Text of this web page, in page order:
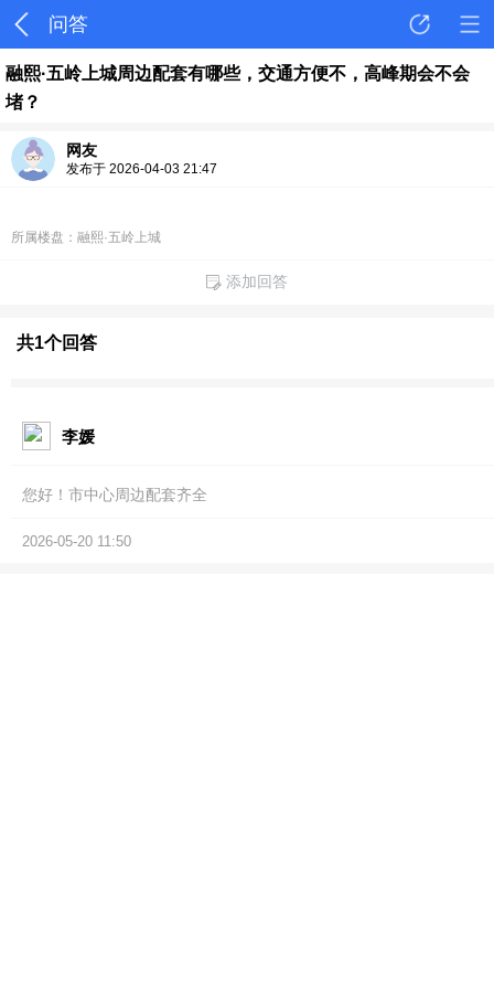
问答
融熙·五岭上城周边配套有哪些，交通方便不，高峰期会不会
堵？
网友
发布于 2026-04-03 21:47
所属楼盘：融熙·五岭上城
添加回答
共1个回答
李媛
您好！市中心周边配套齐全
2026-05-20 11:50